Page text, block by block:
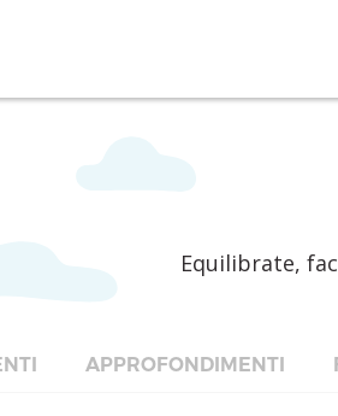
Equilibrate,
APPROFONDIMENTI